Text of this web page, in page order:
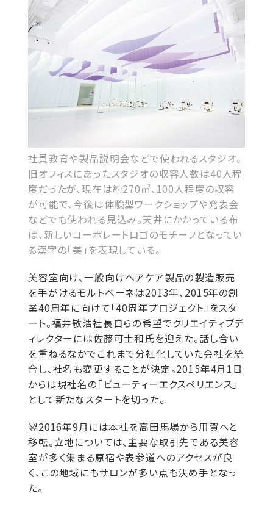
社員教育や製品説明会などで使われるスタジオ。
旧オフィスにあったスタジオの収容人数は40人程
度だったが、現在は約270㎡、100人程度の収容
が可能で、今後は体験型ワークショップや発表会
などでも使われる見込み。天井にかかっている布
は、新しいコーポレートロゴのモチーフとなってい
る漢字の「美」を表現している。
美容室向け、一般向けヘアケア製品の製造販売
を手がけるモルトベーネは2013年、2015年の創
業40周年に向けて「40周年プロジェクト」をスタ
ート。福井敏浩社長自らの希望でクリエイティブデ
ィレクターには佐藤可士和氏を迎えた。話し合い
を重ねるなかでこれまで分社化していた会社を統
合し、社名も変更することが決定。2015年4月1日
からは現社名の「ビューティーエクスペリエンス」
として新たなスタートを切った。
翌2016年9月には本社を高田馬場から用賀へと
移転。立地については、主要な取引先である美容
室が多く集まる原宿や表参道へのアクセスが良
く、この地域にもサロンが多い点も決め手となっ
た。